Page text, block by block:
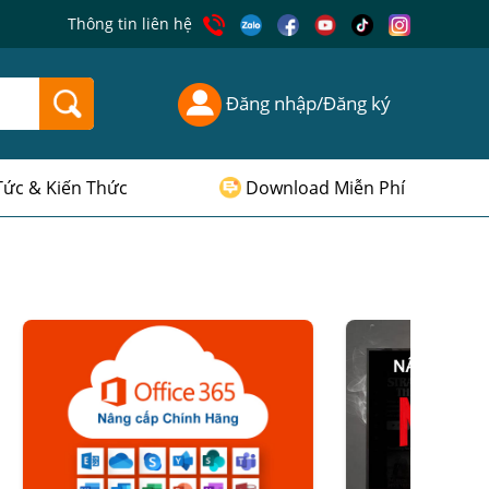
Thông tin liên hệ
Đăng nhập/Đăng ký
& Kiến Thức Download Miễn Phí